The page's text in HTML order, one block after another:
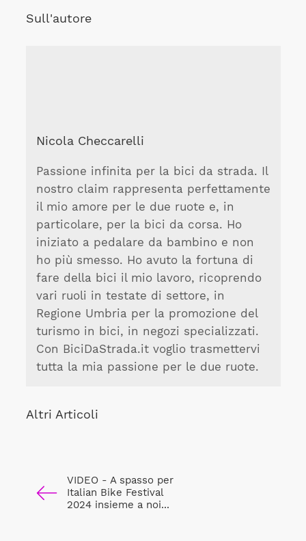
Sull'autore
Nicola Checcarelli
Passione infinita per la bici da strada. Il
nostro claim rappresenta perfettamente
il mio amore per le due ruote e, in
particolare, per la bici da corsa. Ho
iniziato a pedalare da bambino e non
ho più smesso. Ho avuto la fortuna di
fare della bici il mio lavoro, ricoprendo
vari ruoli in testate di settore, in
Regione Umbria per la promozione del
turismo in bici, in negozi specializzati.
Con BiciDaStrada.it voglio trasmettervi
tutta la mia passione per le due ruote.
Altri Articoli
VIDEO - A spasso per
Italian Bike Festival
2024 insieme a noi...